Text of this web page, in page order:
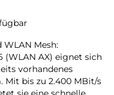
Mesh:
(WLAN AX) eignet sich
vorhandenes
Mit bis zu 2.400 MBit/s